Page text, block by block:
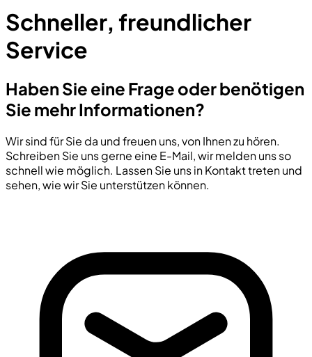
Schneller, freundlicher
Service
Haben Sie eine Frage oder benötigen
Sie mehr Informationen?
Wir sind für Sie da und freuen uns, von Ihnen zu hören.
Schreiben Sie uns gerne eine E-Mail, wir melden uns so
schnell wie möglich. Lassen Sie uns in Kontakt treten und
sehen, wie wir Sie unterstützen können.